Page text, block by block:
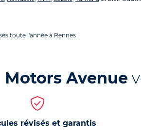
toute l'année à Rennes !
Motors Avenue
révisés et garantis